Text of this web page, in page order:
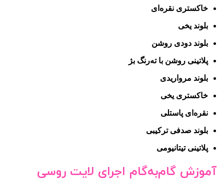
خاکستری نقره‌ای
بلوند یخی
بلوند دودی روشن
پلاتینی روشن با ته‌رنگ بژ
بلوند مرواریدی
خاکستری یخی
نقره‌ای پاستلی
بلوند صدفی ترکیبی
پلاتینی تیتانیومی
آموزش گام‌به‌گام اجرای لایت روسی